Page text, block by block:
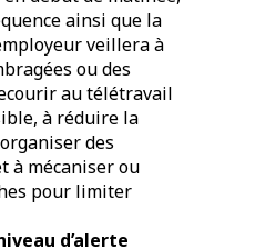
ainsi que la
veillera à
ou des
au télétravail
à réduire la
des
à mécaniser ou
pour limiter
d’alerte